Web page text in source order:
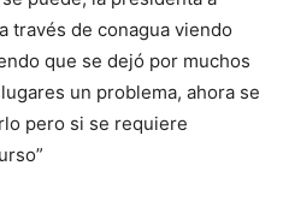
través de conagua viendo
que se dejó por muchos
un problema, ahora se
pero si se requiere